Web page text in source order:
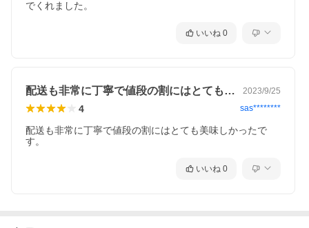
でくれました。
いいね 0
配送も非常に丁寧で値段の割にはとても美… 2023/9/25
4 sas********
配送も非常に丁寧で値段の割にはとても美味しかったで
す。
いいね 0